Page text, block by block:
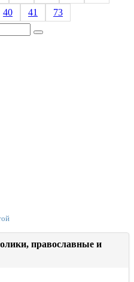
40 41 73
православные и